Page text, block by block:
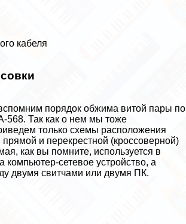
кабеля
порядок обжима витой пары по
568. Так как о нем мы тоже
только схемы расположения
и перекрестной (кроссоверной)
как вы помните, используется в
компьютер-сетевое устройство, а
двумя свитчами или двумя ПК.